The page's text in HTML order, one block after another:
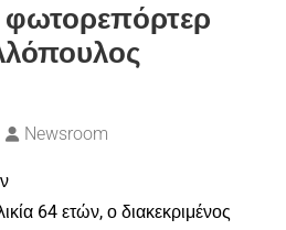
Newsroom
64 ετών, ο διακεκριμένος